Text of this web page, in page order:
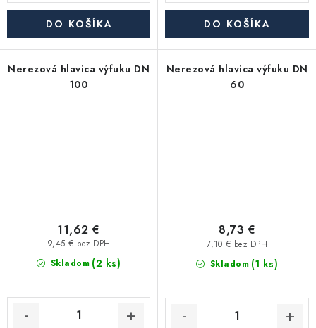
DO KOŠÍKA DO KOŠÍKA
Nerezová hlavica výfuku DN
100
Skladom (2 ks)
9,45 € bez DPH
11,62 €
Nerezová hlavica výfuku DN
60
Skladom (1 ks)
7,10 € bez DPH
8,73 €